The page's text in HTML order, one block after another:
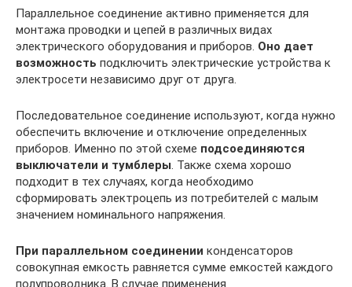
Параллельное соединение активно применяется для
монтажа проводки и цепей в различных видах
электрического оборудования и приборов. Оно дает
возможность подключить электрические устройства к
электросети независимо друг от друга.
Последовательное соединение используют, когда нужно
обеспечить включение и отключение определенных
приборов. Именно по этой схеме подсоединяются
выключатели и тумблеры . Также схема хорошо
подходит в тех случаях, когда необходимо
сформировать электроцепь из потребителей с малым
значением номинального напряжения.
При параллельном соединении конденсаторов
совокупная емкость равняется сумме емкостей каждого
полупроводника. В случае применения